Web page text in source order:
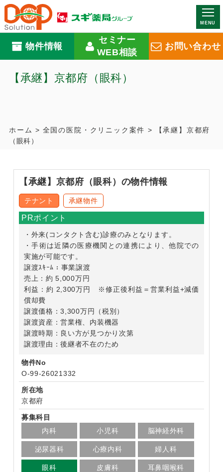
MENU
物件情報
セミナー
WEB相談
お問い合わせ
【承継】京都府（眼科）
ホーム > 全国の医院・クリニック案件 >
【承継】京都府
（眼科）
【承継】京都府（眼科）の物件情報
テナント 承継物件
PRポイント
・外来(コンタクト含む)診療のみとなります。
・手術は近隣の医療機関との連携により、他院での
実施が可能です。
譲渡ｽｷｰﾑ：事業譲渡
売上：約 5,000万円
利益：約 2,300万円 ※修正後利益＝営業利益+減価
償却費
譲渡価格：3,300万円（税別）
譲渡資産：営業権、内装機器
譲渡時期：良い方が見つかり次第
譲渡理由：後継者不在のため
物件No
O-99-26021332
所在地
京都府
募集科目
内科
小児科 脳神経外科
泌尿器科 心療内科 婦人科
眼科 皮膚科 耳鼻咽喉科